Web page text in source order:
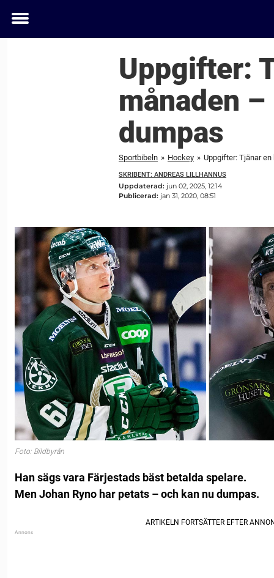
Toggle
Uppgifter:
månaden
dumpas
Sportbibeln » Hockey » Uppgifter: Tjänar
SKRIBENT: ANDREAS LILLHANNUS
Uppdaterad: jun 02, 2025, 12:14
Publicerad: jan 31, 2020, 08:51
Foto: Bildbyrån
Han sägs vara Färjestads bäst betalda spelare.
Men Johan Ryno har petats – och kan nu dumpas.